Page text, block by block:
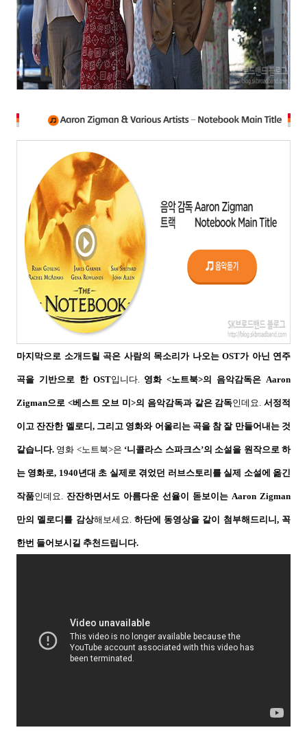
마지막으로 소개드릴 곡은 사람의 목소리가 나오는 OST가 아닌 연주
곡을 기반으로 한 OST입니다. 영화<노트북>의 음악감독은Aaron
Zigman으로 <베스트 오브 미>의 음악감독과 같은 감독인데요.서정적
이고 잔잔한 멜로디 , 그리고 영화와 어울리는 곡을 참 잘 만들어내는 것
같습니다. 영화 <노트북>은 ‘니콜라스 스파크스’의 소설을 원작으로 하
는 영화로, 1940년대 초 실제로 겪었던 러브스토리를 실제 소설에 옮긴
작품인데요. 잔잔하면서도 아름다운 선율이 돋보이는 Aaron Zigman
만의 멜로디를 감상해보세요. 하단에 동영상을 같이 첨부해드리니 , 꼭
한번 들어보시길 추천드립니다.